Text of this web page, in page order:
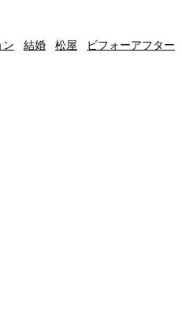
ン 結婚 松屋 ビフォーアフター